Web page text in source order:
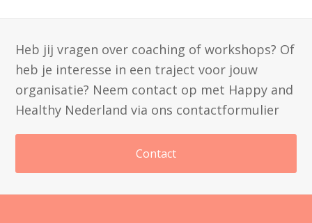
Heb jij vragen over coaching of workshops? Of
heb je interesse in een traject voor jouw
organisatie? Neem contact op met Happy and
Healthy Nederland via ons contactformulier
Contact